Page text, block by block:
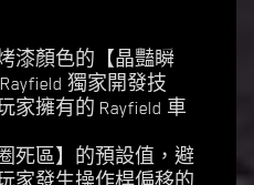
漆顏色的【晶豔瞬
獨家開發技
家擁有的 Rayfield 車
死區】的預設值，避